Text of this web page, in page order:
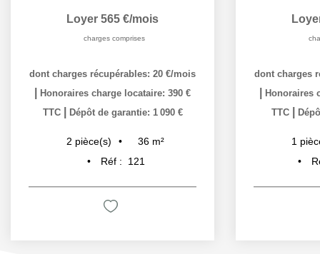
Loyer 565 €/mois
charges comprises
dont charges récupérables: 20 €/mois
Honoraires charge locataire: 390 €
TTC
Dépôt de garantie: 1 090 €
2 pièce(s) 36 m²
Réf :
121
dont charges
Honoraires
TTC
1